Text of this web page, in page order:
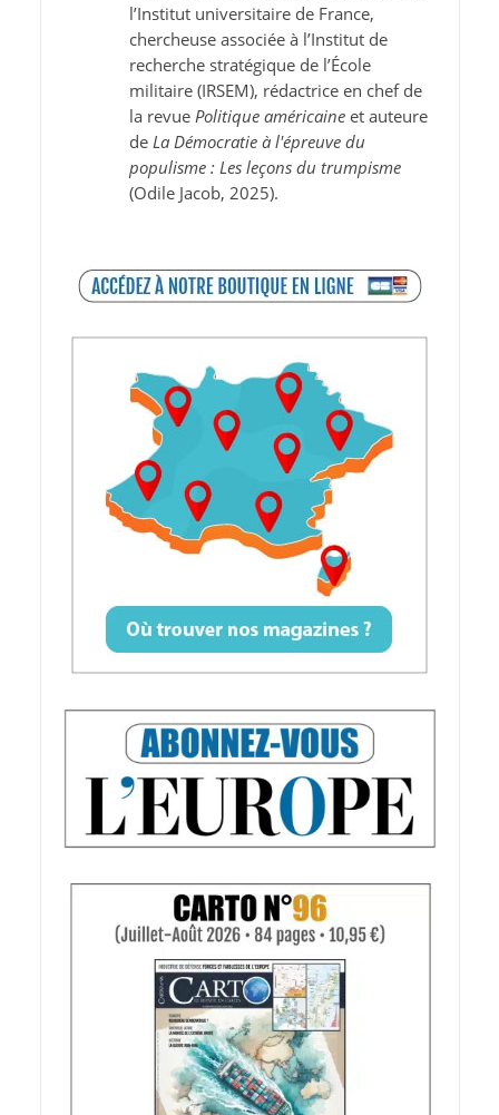
l’Institut universitaire de France,
chercheuse associée à l’Institut de
recherche stratégique de l’École
militaire (IRSEM), rédactrice en chef de
la revue Politique américaineet auteure
de La Démocratie à l'épreuve du
populisme : Les leçons du trumpisme
(Odile Jacob, 2025).